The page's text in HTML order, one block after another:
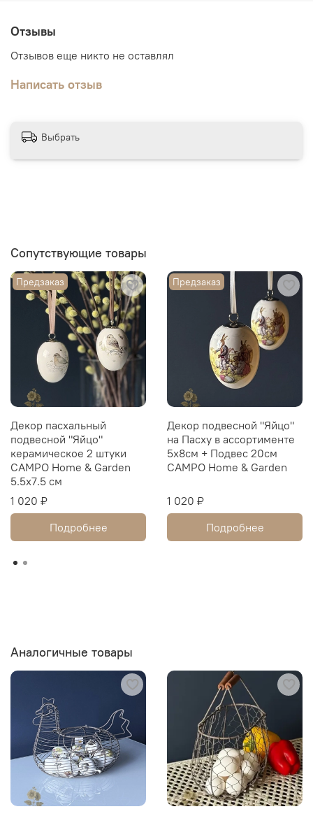
Отзывы
Отзывов еще никто не оставлял
Написать отзыв
Выбрать
Сопутствующие товары
Предзаказ
Декор пасхальный
подвесной "Яйцо"
керамическое 2 штуки
CAMPO Home & Garden
5.5x7.5 см
1 020 ₽
Подробнее
Предзаказ
Декор подвесной "Яйцо"
на Пасху в ассортименте
5x8см + Подвес 20см
CAMPO Home & Garden
1 020 ₽
Подробнее
Аналогичные товары